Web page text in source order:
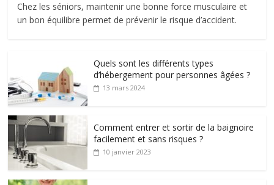
Chez les séniors, maintenir une bonne force musculaire et
un bon équilibre permet de prévenir le risque d’accident.
Quels sont les différents types
d’hébergement pour personnes âgées ?
13 mars 2024
Comment entrer et sortir de la baignoire
facilement et sans risques ?
10 janvier 2023